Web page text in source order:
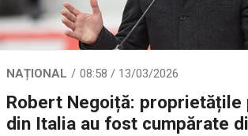
NAȚIONAL 08:58 / 13/03/2026
Robert Negoiță: proprietățile
din Italia au fost cumpărate